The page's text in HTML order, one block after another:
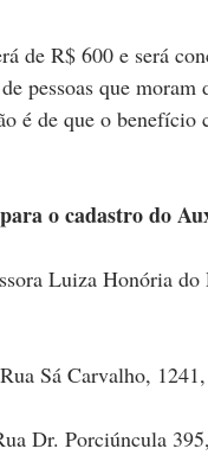
de R$ 600 e será
pessoas que
é de que o benefício
o cadastro do
Luiza Honória
Sá Carvalho,
Dr. Porciúncula